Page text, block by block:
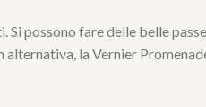
possono fare delle belle
la Vernier